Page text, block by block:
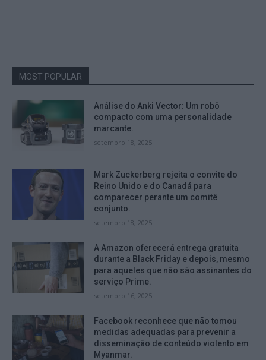
MOST POPULAR
Análise do Anki Vector: Um robô
compacto com uma personalidade
marcante.
setembro 18, 2025
Mark Zuckerberg rejeita o convite do
Reino Unido e do Canadá para
comparecer perante um comitê
conjunto.
setembro 18, 2025
A Amazon oferecerá entrega gratuita
durante a Black Friday e depois, mesmo
para aqueles que não são assinantes do
serviço Prime.
setembro 16, 2025
Facebook reconhece que não tomou
medidas adequadas para prevenir a
disseminação de conteúdo violento em
Myanmar.